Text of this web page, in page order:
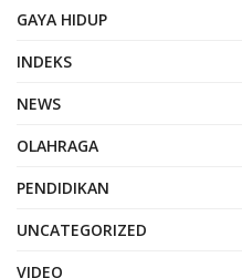
GAYA HIDUP
INDEKS
NEWS
OLAHRAGA
PENDIDIKAN
UNCATEGORIZED
VIDEO